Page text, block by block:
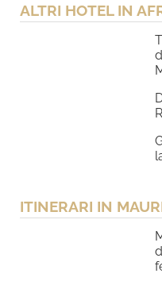
ALTRI HOTEL IN
ITINERARI IN